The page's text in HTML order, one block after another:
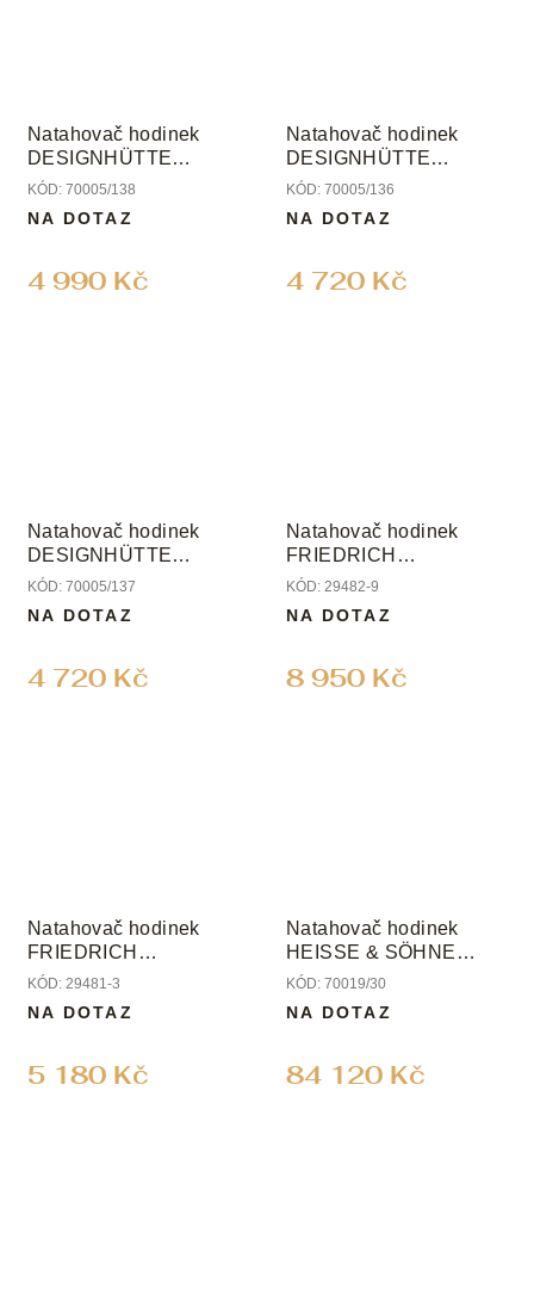
Natahovač hodinek
DESIGNHÜTTE
URBAN
KÓD: 70005/138
4 990 Kč
NA DOTAZ
Natahovač hodinek
DESIGNHÜTTE
URBAN
KÓD: 70005/136
4 720 Kč
NA DOTAZ
Natahovač hodinek
DESIGNHÜTTE
URBAN
KÓD: 70005/137
4 720 Kč
NA DOTAZ
Natahovač hodinek
FRIEDRICH
LEDERWAREN BOND
KÓD: 29482-9
8 950 Kč
NA DOTAZ
Natahovač hodinek
FRIEDRICH
LEDERWAREN BOND
KÓD: 29481-3
5 180 Kč
NA DOTAZ
Natahovač hodinek
HEISSE & SÖHNE
WATCH COLLECTOR
KÓD: 70019/30
84 120 Kč
NA DOTAZ